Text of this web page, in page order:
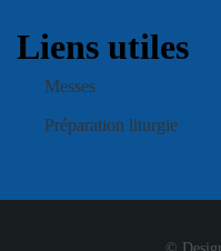
Liens utiles
Messes
Préparation liturgie